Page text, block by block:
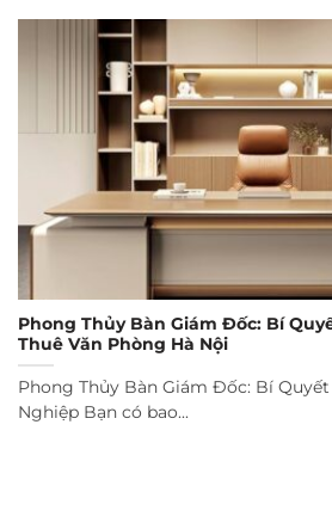
Phong Thủy Bàn Giám Đốc: Bí
Thuê Văn Phòng Hà Nội
Phong Thủy Bàn Giám Đốc: Bí
Nghiệp Bạn có bao...